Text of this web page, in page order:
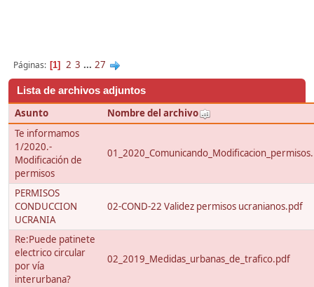
Páginas 1 2 3 ... 27
Lista de archivos adjuntos
Asunto
Nombre del archivo
Te informamos
1/2020.-
Modificación de
permisos
PERMISOS
CONDUCCION
UCRANIA
02-COND-22 Validez permisos ucranianos.pdf
Re:Puede patinete
electrico circular
por vía
interurbana?
02_2019_Medidas_urbanas_de_trafico.pdf